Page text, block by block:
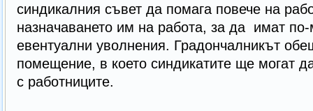
синдикалния съвет да помага повече на
назначаването им на работа, за да имат
евентуални уволнения. Градончалникът
помещение, в което синдикатите ще могат
с работниците.